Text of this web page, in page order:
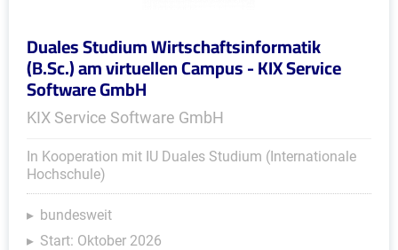
Duales Studium Wirtschaftsinformatik
(B.Sc.) am virtuellen Campus - KIX Service
Software GmbH
KIX Service Software GmbH
In Kooperation mit IU Duales Studium (Internationale
Hochschule)
bundesweit
Start: Oktober 2026